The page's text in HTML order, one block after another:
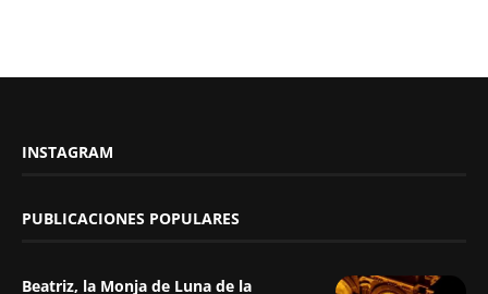
INSTAGRAM
PUBLICACIONES POPULARES
Beatriz, la Monja de Luna de la